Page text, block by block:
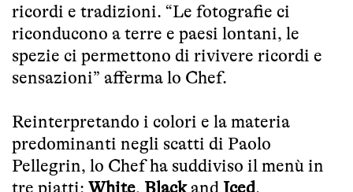
ricordi e tradizioni. “Le fotografie ci
riconducono a terre e paesi lontani, le
spezie ci permettono di rivivere ricordi e
sensazioni” afferma lo Chef.
Reinterpretando i colori e la materia
predominanti negli scatti di Paolo
Pellegrin, lo Chef ha suddiviso il menù in
tre piatti: White, Blackand Iced.